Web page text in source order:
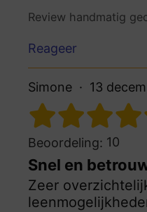
Review handmatig
Reageer
Simone 13
Beoordeling: 10
Snel en
Zeer